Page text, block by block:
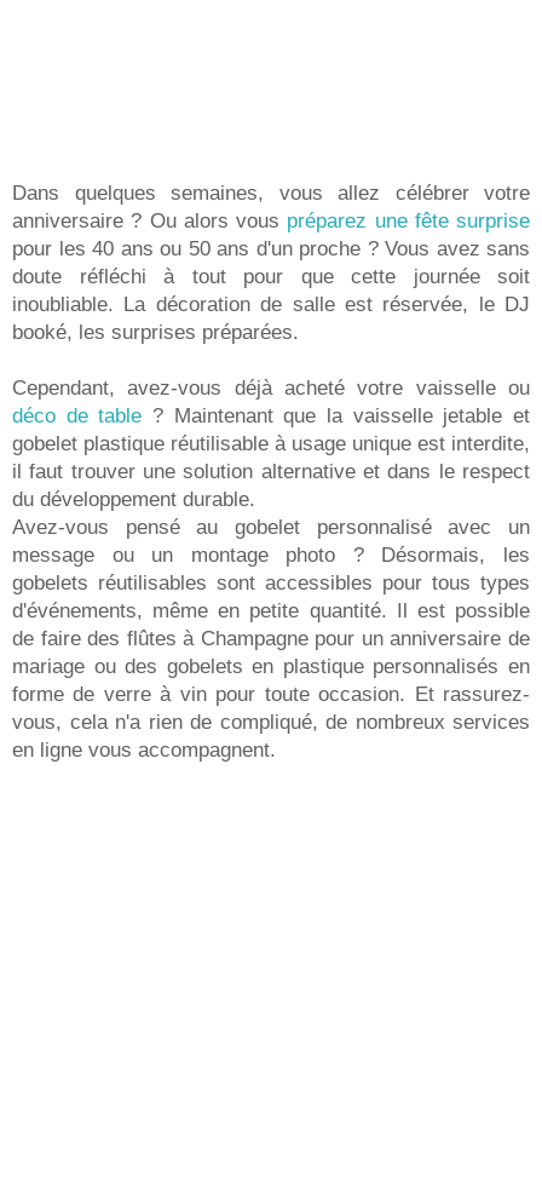
Dans quelques semaines, vous allez célébrer votre
anniversaire ? Ou alors vous préparez une fête surprise
pour les 40 ans ou 50 ans d'un proche ? Vous avez sans
doute réfléchi à tout pour que cette journée soit
inoubliable. La décoration de salle est réservée, le DJ
booké, les surprises préparées.
Cependant, avez-vous déjà acheté votre vaisselle ou
déco de table ? Maintenant que la vaisselle jetable et
gobelet plastique réutilisable à usage unique est interdite,
il faut trouver une solution alternative et dans le respect
du développement durable.
Avez-vous pensé au gobelet personnalisé avec un
message ou un montage photo ? Désormais, les
gobelets réutilisables sont accessibles pour tous types
d'événements, même en petite quantité. Il est possible
de faire des flûtes à Champagne pour un anniversaire de
mariage ou des gobelets en plastique personnalisés en
forme de verre à vin pour toute occasion. Et rassurez-
vous, cela n'a rien de compliqué, de nombreux services
en ligne vous accompagnent.